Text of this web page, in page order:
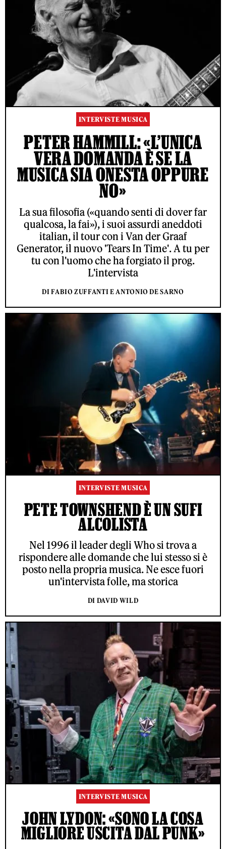
INTERVISTE MUSICA
PETER HAMMILL: «L’UNICA
VERA DOMANDA È SE LA
MUSICA SIA ONESTA OPPURE
NO»
La sua filosofia («quando senti di dover far
qualcosa, la fai»), i suoi assurdi aneddoti
italian, il tour con i Van der Graaf
Generator, il nuovo 'Tears In Time'. A tu per
tu con l'uomo che ha forgiato il prog.
L'intervista
DI FABIO ZUFFANTI E ANTONIO DE SARNO
INTERVISTE MUSICA
PETE TOWNSHEND È UN SUFI
ALCOLISTA
Nel 1996 il leader degli Who si trova a
rispondere alle domande che lui stesso si è
posto nella propria musica. Ne esce fuori
un'intervista folle, ma storica
DI DAVID WILD
INTERVISTE MUSICA
JOHN LYDON: «SONO LA COSA
MIGLIORE USCITA DAL PUNK»